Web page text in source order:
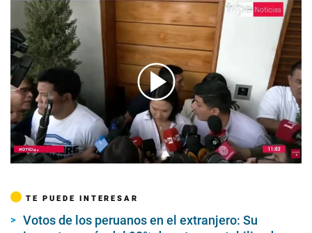
00:00/03:02
TE PUEDE INTERESAR
Votos de los peruanos en el extranjero: Su